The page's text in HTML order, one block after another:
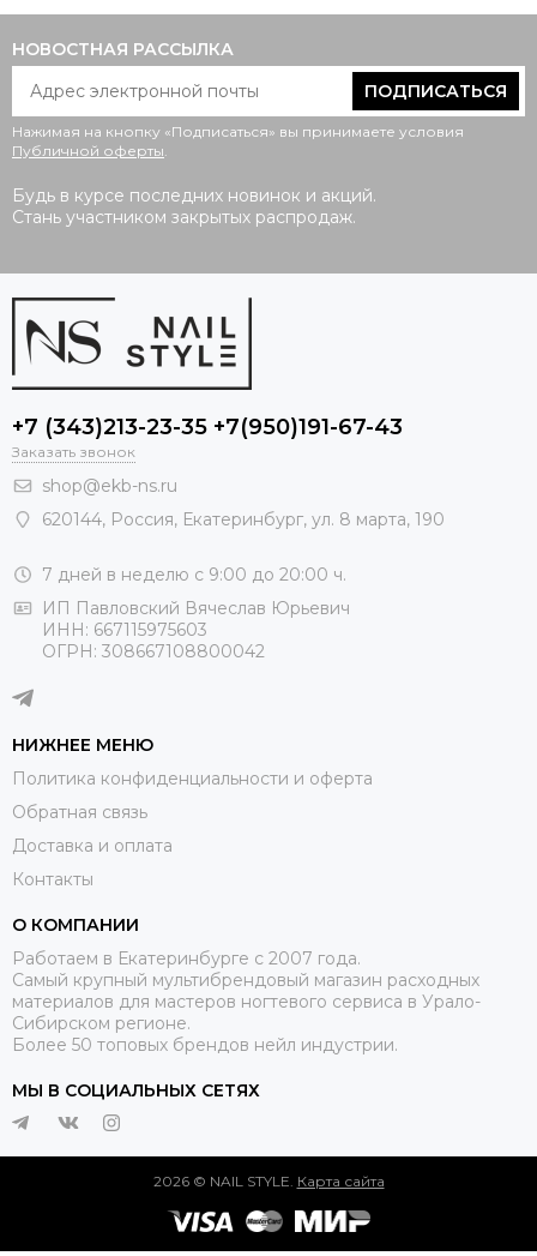
НОВОСТНАЯ РАССЫЛКА
ПОДПИСАТЬСЯ
Нажимая на кнопку «Подписаться» вы принимаете условия
Публичной оферты.
Будь в курсе последних новинок и акций.
Стань участником закрытых распродаж.
+7 (343)213-23-35 +7(950)191-67-43
Заказать звонок
shop@ekb-ns.ru
620144, Россия, Екатеринбург, ул. 8 марта, 190
7 дней в неделю с 9:00 до 20:00 ч.
ИП Павловский Вячеслав Юрьевич
ИНН: 667115975603
ОГРН: 308667108800042
НИЖНЕЕ МЕНЮ
Политика конфиденциальности и оферта
Обратная связь
Доставка и оплата
Контакты
О КОМПАНИИ
Работаем в Екатеринбурге с 2007 года.
Самый крупный мультибрендовый магазин расходных
материалов для мастеров ногтевого сервиса в Урало-
Сибирском регионе.
Более 50 топовых брендов нейл индустрии.
МЫ В СОЦИАЛЬНЫХ СЕТЯХ
2026 © NAIL STYLE. Карта сайта